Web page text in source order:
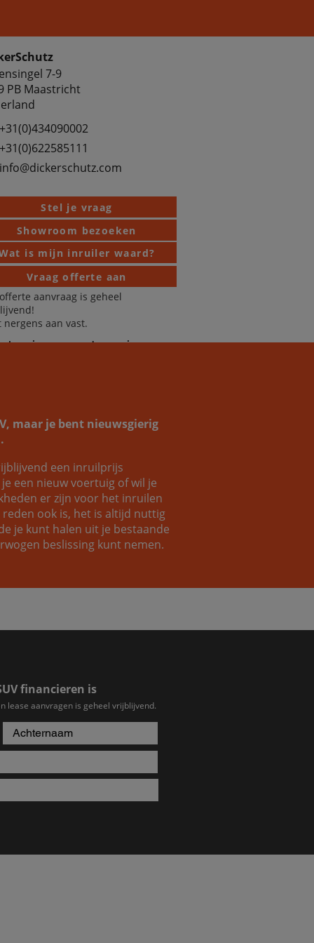
7-9
PB Maastricht
+31(0)434090002
+31(0)622585111
info@dickerschutz.com
Stel je vraag
Showroom bezoeken
is mijn inruiler waard?
Vraag offerte aan
aanvraag is geheel
nergens aan vast.
je graag verder aan jouw
Coen Luc
maar je bent nieuwsgierig
een inruilprijs
een nieuw voertuig of wil je
er zijn voor het inruilen
ook is, het is altijd nuttig
je kunt halen uit je bestaande
beslissing kunt nemen.
financieren is
lease aanvragen is geheel vrijblijvend.